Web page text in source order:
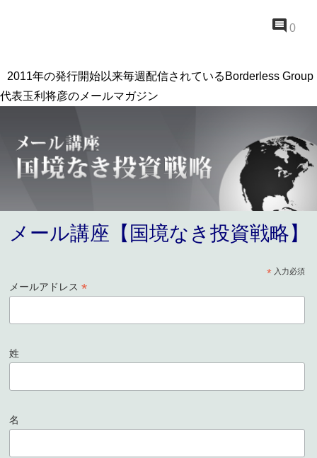
0
2011年の発行開始以来毎週配信されているBorderless Group
代表玉利将彦のメールマガジン
メール講座【国境なき投資戦略】
*入力必須
メールアドレス*
姓
名